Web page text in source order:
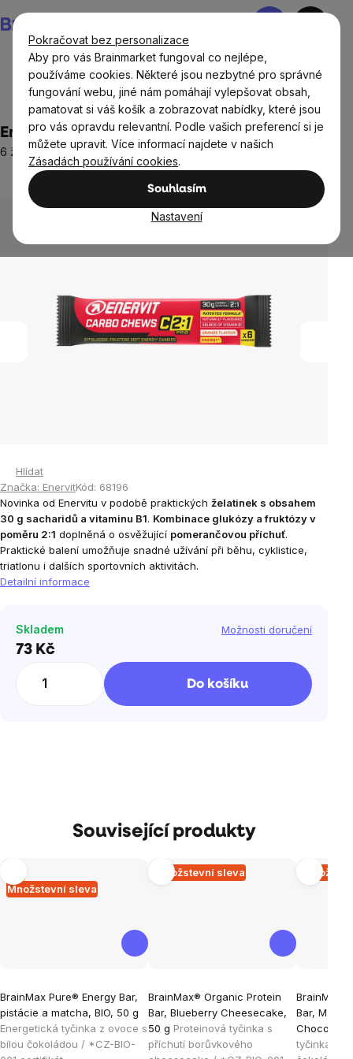
Pokračovat bez personalizace
Aby pro vás Brainmarket fungoval co nejlépe,
používáme cookies. Některé jsou nezbytné pro správné
fungování webu, jiné nám pomáhají vylepšovat obsah,
pamatovat si váš košík a zobrazovat nabídky, které jsou
pro vás opravdu relevantní. Podle vašich preferencí si je
můžete upravit. Více informací najdete v našich
Zásadách používání cookies.
Souhlasím
Nastavení
na
obsah
Nákupní
Doplňky stravy a výživa Sportovní výživa
Enervit Carbo Chews C2:1, pomeranč, 34 g
6 želatinek se sacharidy, doplněk stravy
Průměrné
hodnocení
produktu
z
Neohodnoceno
Hlídat
Značka: EnervitKód: 68196
Novinka od Enervitu v podobě praktických želatinek s obsahem
30 g sacharidů a vitaminu B1. Kombinace glukózy a fruktózy v
poměru 2:1 doplněná o osvěžující pomerančovou příchuť.
Praktické balení umožňuje snadné užívání při běhu, cyklistice,
triatlonu i dalších sportovních aktivitách.
Detailní informace
Skladem Možnosti doručení
73 Kč
Do košíku
Související produkty
Množstevní sleva
BrainMax Pure® Energy Bar,
pistácie a matcha, BIO, 50 g
Energetická tyčinka z ovoce s
bílou čokoládou / *CZ-BIO-
hodnocení
produktu
je
Množstevní sleva
BrainMax® Organic Protein
Bar, Blueberry Cheesecake,
50 g Proteinová tyčinka s
příchutí borůvkového
hodnocení
produktu
je
BrainMax®
Bar,
tyčinka s
produktu
je